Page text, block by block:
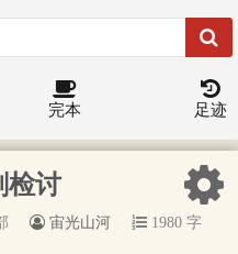
完本 足迹
检讨
宙光山河
1980 字